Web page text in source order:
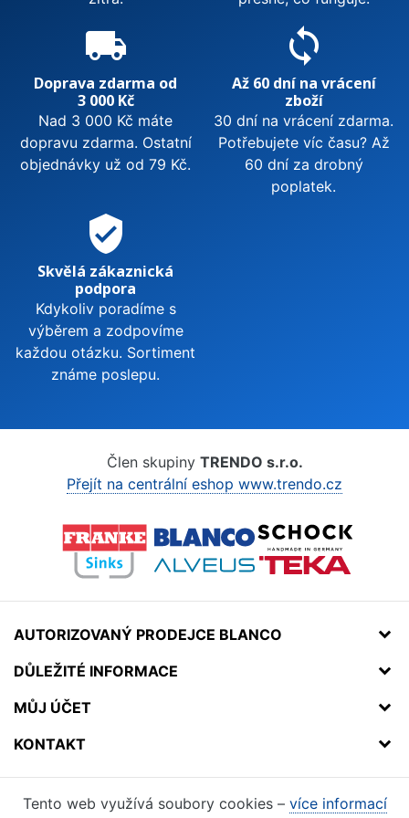
local_shipping
Doprava zdarma od
3 000 Kč
Nad 3 000 Kč máte
dopravu zdarma. Ostatní
objednávky už od 79 Kč.
sync
Až 60 dní na vrácení
zboží
30 dní na vrácení zdarma.
Potřebujete víc času? Až
60 dní za drobný
poplatek.
verified_user
Skvělá zákaznická
podpora
Kdykoliv poradíme s
výběrem a zodpovíme
každou otázku. Sortiment
známe poslepu.
Člen skupiny TRENDO s.r.o.
Přejít na centrální eshop www.trendo.cz
AUTORIZOVANÝ PRODEJCE BLANCO
DŮLEŽITÉ INFORMACE
MŮJ ÚČET
KONTAKT
Tento web využívá soubory cookies – více informací